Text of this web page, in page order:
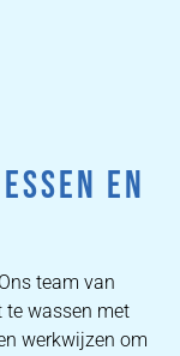
EN
team van
wassen met
werkwijzen om